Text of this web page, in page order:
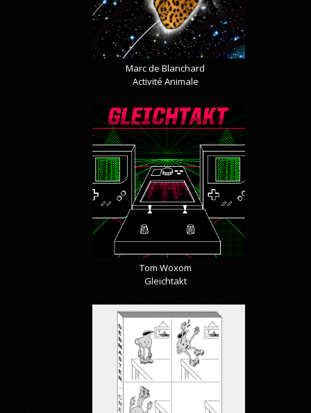
Marc de Blanchard
Activité Animale
Tom Woxom
Gleichtakt